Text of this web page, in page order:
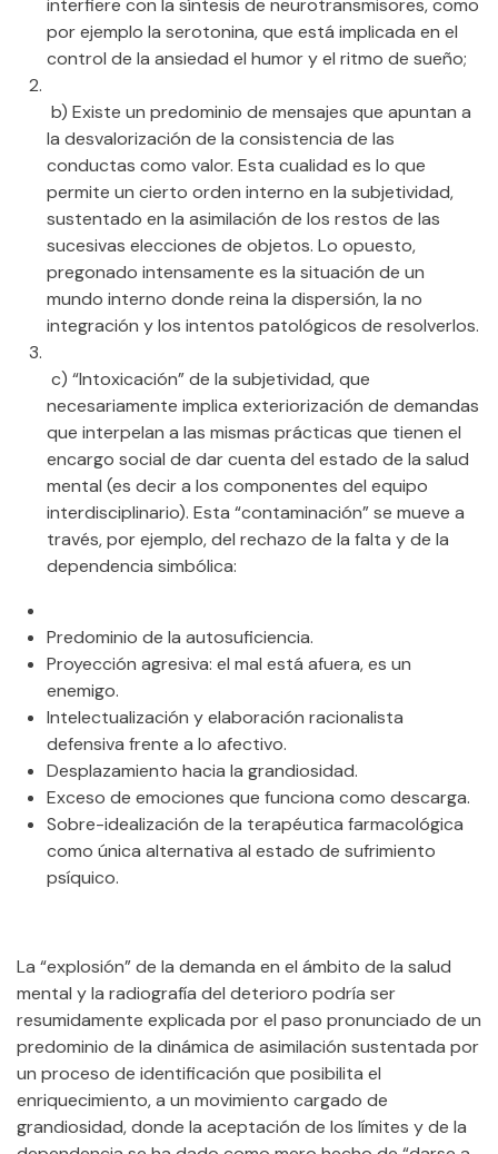
por ejemplo la serotonina, que está implicada en el
control de la ansiedad el humor y el ritmo de sueño;
b) Existe un predominio de mensajes que apuntan a
la desvalorización de la consistencia de las
conductas como valor. Esta cualidad es lo que
permite un cierto orden interno en la subjetividad,
sustentado en la asimilación de los restos de las
sucesivas elecciones de objetos. Lo opuesto,
pregonado intensamente es la situación de un
mundo interno donde reina la dispersión, la no
integración y los intentos patológicos de resolverlos.
c) “Intoxicación” de la subjetividad, que
necesariamente implica exteriorización de demandas
que interpelan a las mismas prácticas que tienen el
encargo social de dar cuenta del estado de la salud
mental (es decir a los componentes del equipo
interdisciplinario). Esta “contaminación” se mueve a
través, por ejemplo, del rechazo de la falta y de la
dependencia simbólica:
Predominio de la autosuficiencia.
Proyección agresiva: el mal está afuera, es un
enemigo.
Intelectualización y elaboración racionalista
defensiva frente a lo afectivo.
Desplazamiento hacia la grandiosidad.
Exceso de emociones que funciona como descarga.
Sobre-idealización de la terapéutica farmacológica
como única alternativa al estado de sufrimiento
psíquico.
La “explosión” de la demanda en el ámbito de la salud
mental y la radiografía del deterioro podría ser
resumidamente explicada por el paso pronunciado de un
predominio de la dinámica de asimilación sustentada por
un proceso de identificación que posibilita el
enriquecimiento, a un movimiento cargado de
grandiosidad, donde la aceptación de los límites y de la